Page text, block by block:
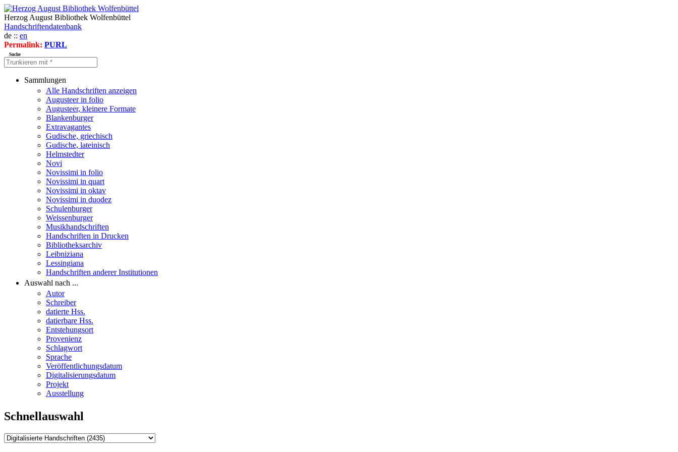
Herzog August Bibliothek Wolfenbüttel
Handschriftendatenbank
de :: en
Permalink: PURL
Suche
Sammlungen
Alle Handschriften anzeigen
Augusteer in folio
Augusteer, kleinere Formate
Blankenburger
Extravagantes
Gudische, griechisch
Gudische, lateinisch
Helmstedter
Novi
Novissimi in folio
Novissimi in quart
Novissimi in oktav
Novissimi in duodez
Schulenburger
Weissenburger
Musikhandschriften
Handschriften in Drucken
Bibliotheksarchiv
Leibniziana
Lessingiana
Handschriften anderer Institutionen
Auswahl nach ...
Autor
Schreiber
datierte Hss.
datierbare Hss.
Entstehungsort
Provenienz
Schlagwort
Sprache
Veröffentlichungsdatum
Digitalisierungsdatum
Projekt
Ausstellung
Schnellauswahl